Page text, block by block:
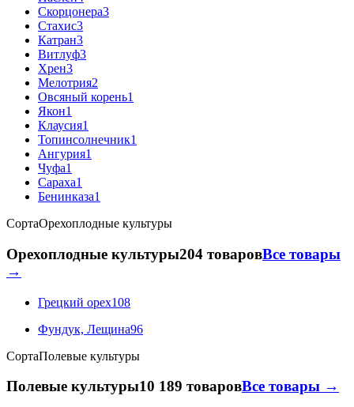
Скорцонера3
Стахис3
Катран3
Витлуф3
Хрен3
Мелотрия2
Овсяный корень1
Якон1
Клаусия1
Топинсолнечник1
Ангурия1
Чуфа1
Сараха1
Бенинказа1
СортаОрехоплодные культуры
Орехоплодные культуры204 товаровВсе товары
→
Грецкий орех108
Фундук, Лещина96
СортаПолевые культуры
Полевые культуры10 189 товаровВсе товары →